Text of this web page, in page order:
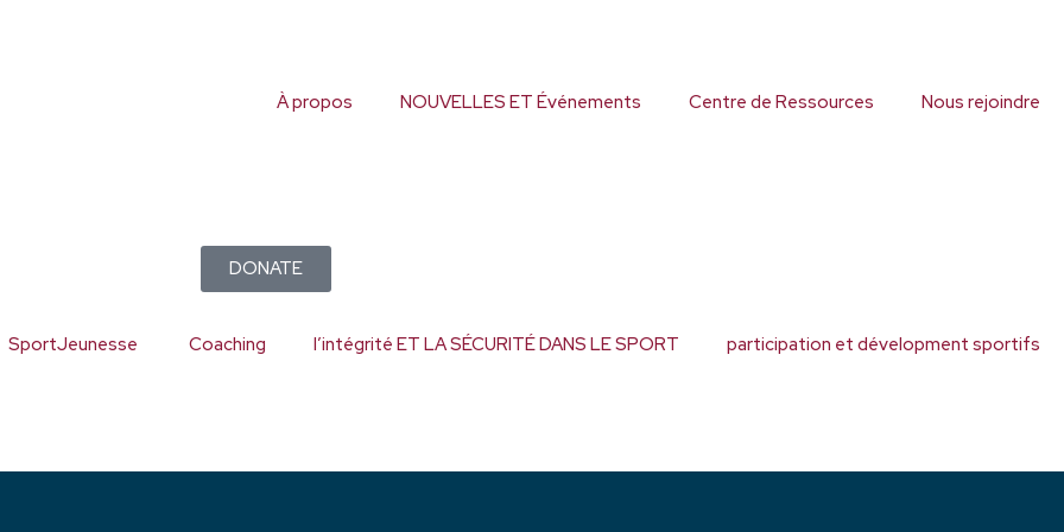
À propos NOUVELLES ET Événements Centre de Ressources Nous rejoindre
DONATE
SportJeunesse Coaching l’intégrité ET LA SÉCURITÉ DANS LE SPORT participation et dévelopment sportifs